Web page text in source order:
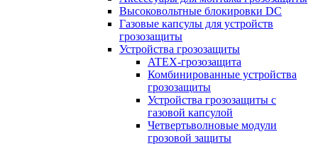
Высоковольтные блокировки DC
Газовые капсулы для устройств
грозозащиты
Устройства грозозащиты
ATEX-грозозащита
Комбинированные устройства
грозозащиты
Устройства грозозащиты с
газовой капсулой
Четвертьволновые модули
грозовой защиты